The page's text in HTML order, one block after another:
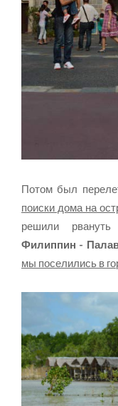
Потом был
поиски дома на
решили
Филиппин -
мы поселились в